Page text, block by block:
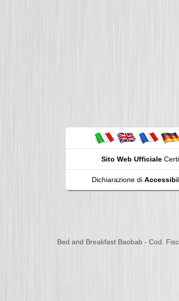
Sito Web Ufficiale
Dichiarazione di
Bed and Breakfast Baobab - Cod.